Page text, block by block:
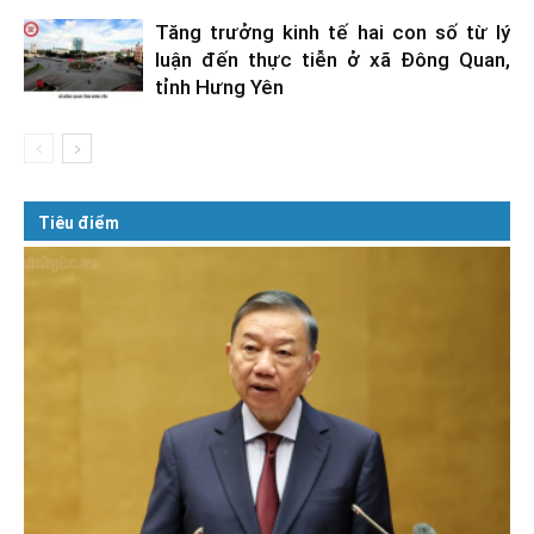
Tăng trưởng kinh tế hai con số từ lý
luận đến thực tiễn ở xã Đông Quan,
tỉnh Hưng Yên
Tiêu điểm